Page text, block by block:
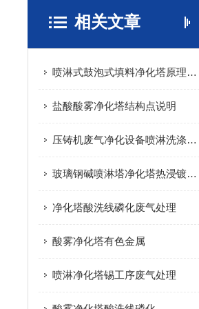
相关文章
喷淋式鼓泡式填料净化塔原理与点
盐酸酸雾净化塔结构点说明
压铸机废气净化设备喷淋洗涤塔、净化塔
玻璃钢碱喷淋塔净化塔​热浸镀锌生产线废酸雾处理
净化塔酸洗线磷化废气处理
酸雾净化塔有色金属
喷淋净化塔锡工序废气处理